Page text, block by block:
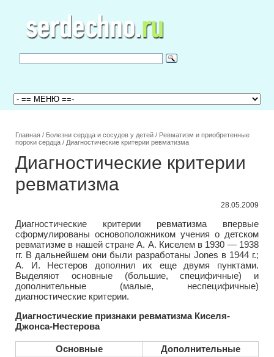
Главная / Болезни сердца и сосудов у детей / Ревматизм и приобретенные
пороки сердца / Диагностические критерии ревматизма
Диагностические критерии
ревматизма
28.05.2009
Диагностические критерии ревматизма впервые
сформулированы основоположником учения о детском
ревматизме в нашей стране А. А. Киселем в 1930 — 1938
гг. В дальнейшем они были разработаны Jones в 1944 г.;
А. И. Нестеров дополнил их еще двумя пунктами.
Выделяют основные (большие, специфичные) и
дополнительные (малые, неспецифичные)
диагностические критерии.
Диагностические признаки ревматизма Киселя-
Джонса-Нестерова
Основные
Дополнительные